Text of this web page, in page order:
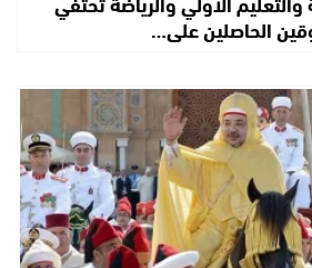
الحاصلين على…